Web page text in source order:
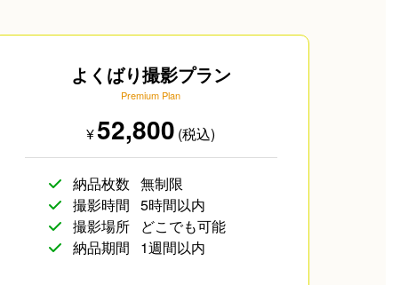
よくばり撮影プラン
Premium Plan
¥52,800 (税込)
納品枚数 無制限
撮影時間 5時間以内
撮影場所
どこでも可能
納品期間
1週間以内